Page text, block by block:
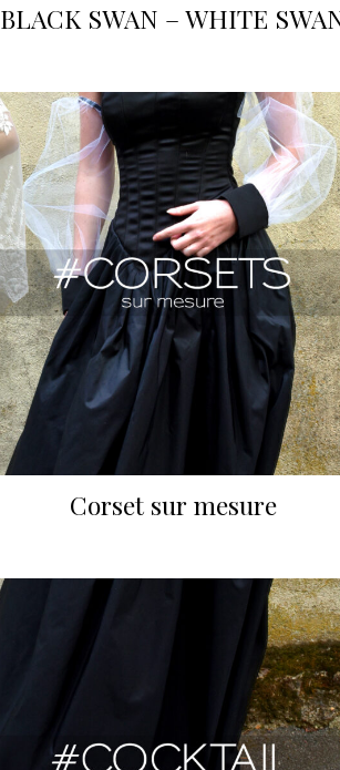
BLACK SWAN – WHITE
Corset sur mesure